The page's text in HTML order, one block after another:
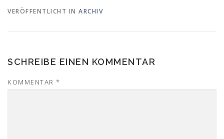
VERÖFFENTLICHT IN ARCHIV
SCHREIBE EINEN KOMMENTAR
KOMMENTAR *